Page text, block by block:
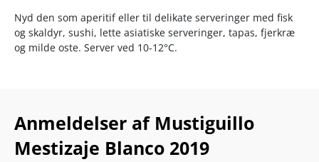
Nyd den som aperitif eller til delikate serveringer med fisk
og skaldyr, sushi, lette asiatiske serveringer, tapas, fjerkræ
og milde oste. Server ved 10-12°C.
Anmeldelser af Mustiguillo
Mestizaje Blanco 2019